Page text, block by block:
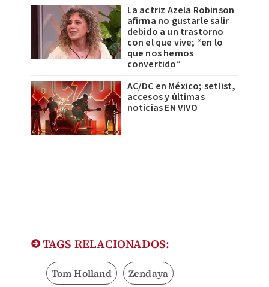
La actriz Azela Robinson
afirma no gustarle salir
debido a un trastorno
con el que vive; “en lo
que nos hemos
convertido”
AC/DC en México; setlist,
accesos y últimas
noticias EN VIVO
TAGS RELACIONADOS:
Tom Holland Zendaya